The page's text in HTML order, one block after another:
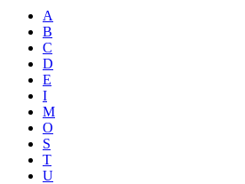
A
B
C
D
E
I
M
O
S
T
U